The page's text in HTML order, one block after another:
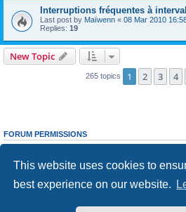
This website uses cookies to
best experience on our website.
Interruptions fréquentes à
Last post by Maïwenn « 08 Mar 2010
Replies: 19
New Topic
265 topics 1 2 3 4
FORUM PERMISSIONS
cannotedit your posts in this forum
Youcannotpost attachments in this forum